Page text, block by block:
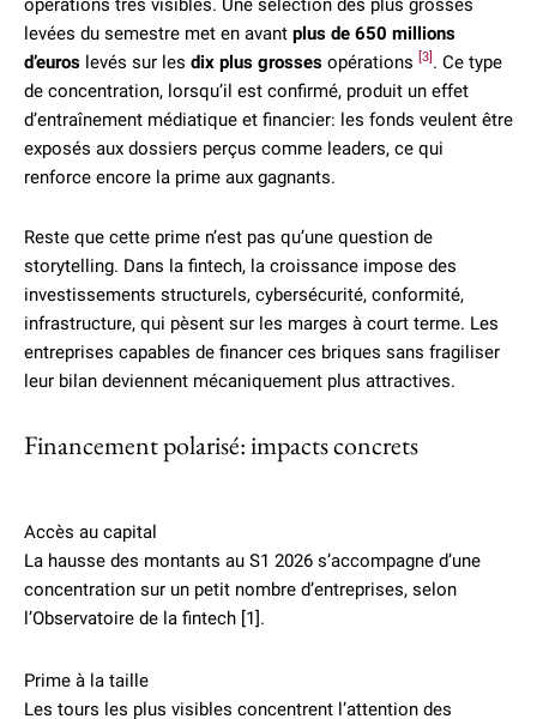
opérations très visibles. Une sélection des plus grosses
levées du semestre met en avant plus de 650 millions
d’euros levés sur les dix plus grosses opérations [3] . Ce type
de concentration, lorsqu’il est confirmé, produit un effet
d’entraînement médiatique et financier: les fonds veulent être
exposés aux dossiers perçus comme leaders, ce qui
renforce encore la prime aux gagnants.
Reste que cette prime n’est pas qu’une question de
storytelling. Dans la fintech, la croissance impose des
investissements structurels, cybersécurité, conformité,
infrastructure, qui pèsent sur les marges à court terme. Les
entreprises capables de financer ces briques sans fragiliser
leur bilan deviennent mécaniquement plus attractives.
Financement polarisé: impacts concrets
Accès au capital
La hausse des montants au S1 2026 s’accompagne d’une
concentration sur un petit nombre d’entreprises, selon
l’Observatoire de la fintech [1].
Prime à la taille
Les tours les plus visibles concentrent l’attention des